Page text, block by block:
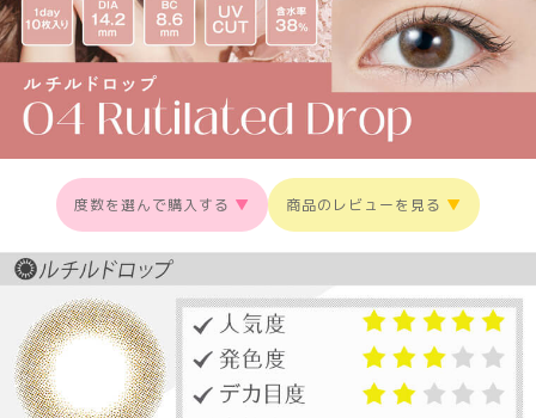
度数を選んで購入する ▼ 商品のレビューを見る ▼